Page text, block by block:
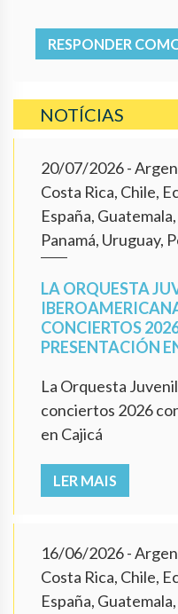
RESPONDER
NOTÍCIAS
20/07/2026-
Costa Rica, Chile,
España,
Panamá, Uruguay,
LA ORQUESTA
CONCIERTOS
PRESENTACIÓN
La Orquesta
conciertos 2026
en Cajicá
LER MAIS
16/06/2026-
Costa Rica, Chile,
España,